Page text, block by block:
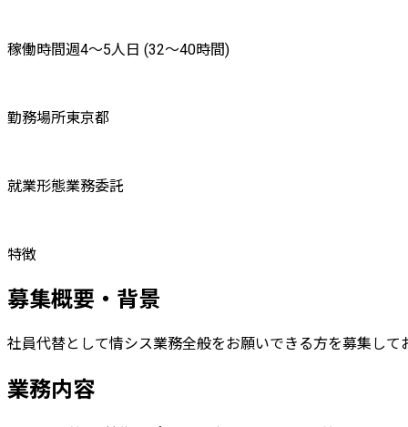
稼働時間週4〜5人日 (32〜40時間)
勤務場所東京都
就業形態業務委託
特徴
募集概要・背景
社員代替として情シス業務全般をお願いできる方を募集して
業務内容